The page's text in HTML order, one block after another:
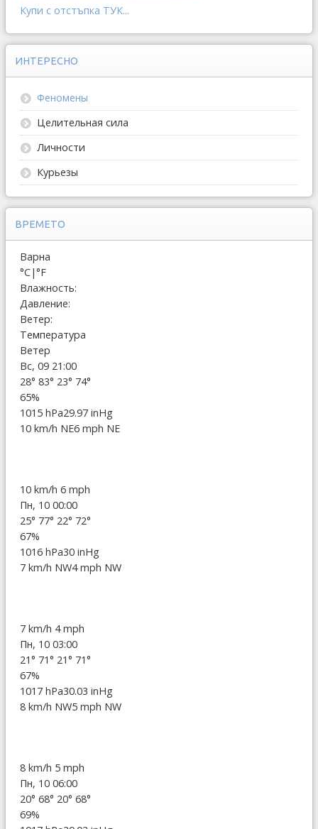
Купи с отстъпка ТУК...
ИНТЕРЕСНО
Феномены
Целительная сила
Личности
Курьезы
ВРЕМЕТО
Варна
°C|°F
Влажность:
Давление:
Ветер:
Температура
Ветер
Вс, 09 21:00
28° 83° 23° 74°
65%
1015 hPa29.97 inHg
10 km/h NE6 mph NE
10 km/h 6 mph
Пн, 10 00:00
25° 77° 22° 72°
67%
1016 hPa30 inHg
7 km/h NW4 mph NW
7 km/h 4 mph
Пн, 10 03:00
21° 71° 21° 71°
67%
1017 hPa30.03 inHg
8 km/h NW5 mph NW
8 km/h 5 mph
Пн, 10 06:00
20° 68° 20° 68°
69%